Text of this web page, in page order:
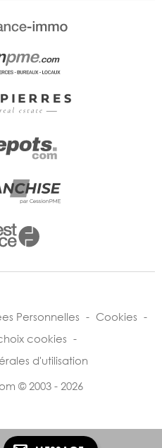
Personnelles - Cookies -
cookies -
d'utilisation
© 2003 - 2026